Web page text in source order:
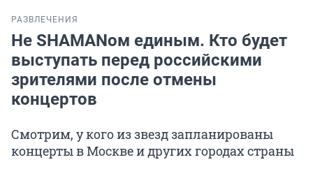
РАЗВЛЕЧЕНИЯ
Не SHAMANом единым. Кто будет
выступать перед российскими
зрителями после отмены
концертов
Смотрим, у кого из звезд запланированы
концерты в Москве и других городах страны